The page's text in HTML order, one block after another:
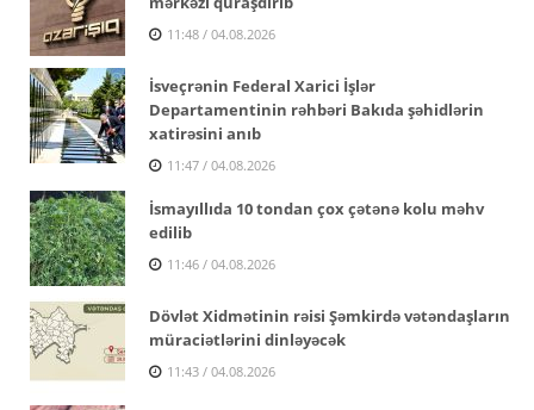
11:48 / 04.08.2026
İsveçrənin Federal Xarici İşlər
Departamentinin rəhbəri Bakıda şəhidlərin
xatirəsini anıb
11:47 / 04.08.2026
İsmayıllıda 10 tondan çox çətənə kolu məhv
edilib
11:46 / 04.08.2026
Dövlət Xidmətinin rəisi Şəmkirdə vətəndaşların
müraciətlərini dinləyəcək
11:43 / 04.08.2026